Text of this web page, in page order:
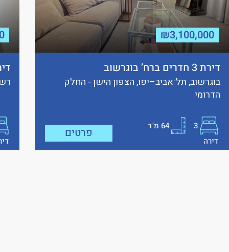
₪3,100,000
דירת 3 חדרים ברח’ בוגרשוב
בוגרשוב, תל־אביב–יפו, הצפון הישן - החלק
הדרומי
3
64 מ"ר
דירה
פרטים
דירת 3.5